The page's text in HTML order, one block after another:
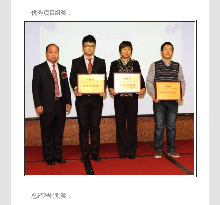
优秀项目组奖：
总经理特别奖：